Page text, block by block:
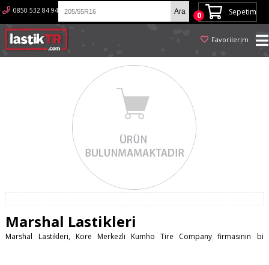
Sepetim
0
Favorilerim
0850 532 84 94
Marshal Lastikleri
Marshal Lastikleri, Kore Merkezli Kumho Tire Company firmasının bi